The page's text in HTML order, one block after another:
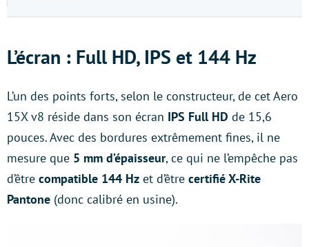
L’écran : Full HD, IPS et 144 Hz
L’un des points forts, selon le constructeur, de cet Aero
15X v8 réside dans son écran IPS Full HD de 15,6
pouces. Avec des bordures extrêmement fines, il ne
mesure que 5 mm d’épaisseur, ce qui ne l’empêche pas
d’être compatible 144 Hz et d’être certifié X-Rite
Pantone (donc calibré en usine).